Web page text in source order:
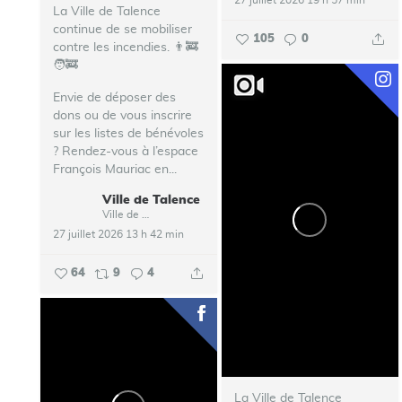
105 0
La Ville de Talence
continue de se mobiliser
contre les incendies. 👨‍🚒
🧑‍🚒
Envie de déposer des
dons ou de vous inscrire
sur les listes de bénévoles
? Rendez-vous à l’espace
François Mauriac en...
Ville de Talence
27 juillet 2026 13 h 42 min
64 9 4
La Ville de Talence